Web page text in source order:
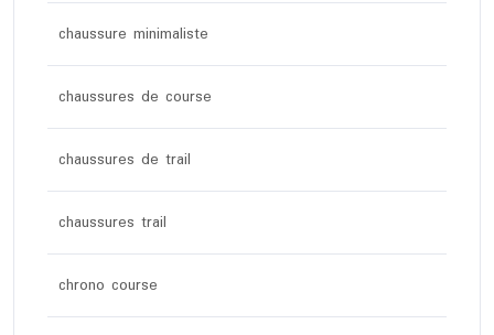
chaussure minimaliste
chaussures de course
chaussures de trail
chaussures trail
chrono course